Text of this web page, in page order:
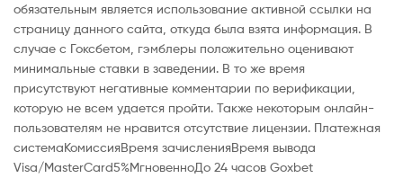
обязательным является использование активной ссылки на
страницу данного сайта, откуда была взята информация. В
случае с Гоксбетом, гэмблеры положительно оценивают
минимальные ставки в заведении. В то же время
присутствуют негативные комментарии по верификации,
которую не всем удается пройти. Также некоторым онлайн-
пользователям не нравится отсутствие лицензии. Платежная
системаКомиссияВремя зачисленияВремя вывода
Visa/MasterCard5%МгновенноДо 24 часов Goxbet